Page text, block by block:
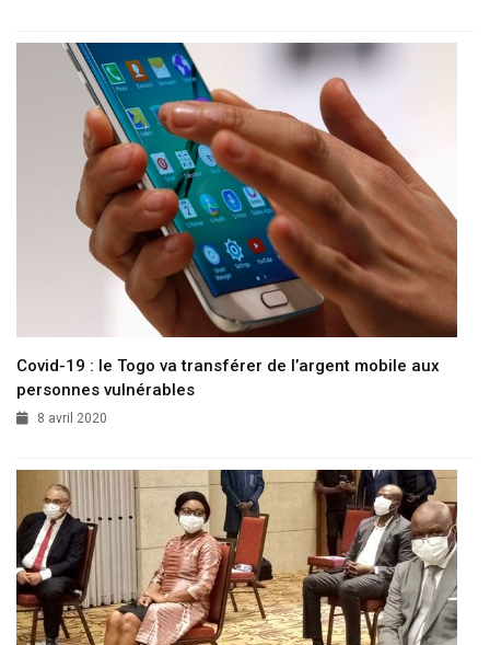
Covid-19 : le Togo va transférer de l’argent mobile aux
personnes vulnérables
8 avril 2020